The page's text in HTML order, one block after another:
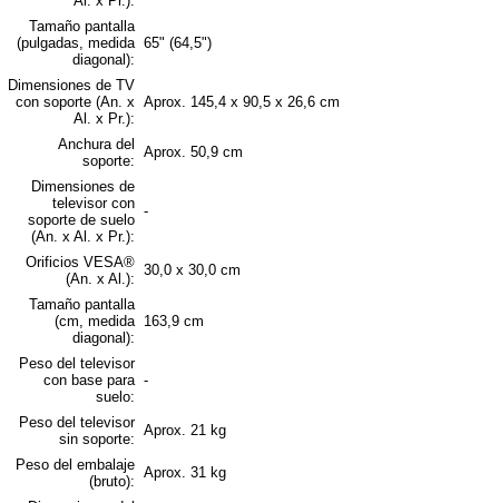
Tamaño pantalla
(pulgadas, medida
diagonal):
65" (64,5")
Dimensiones de TV
con soporte (An. x
Al. x Pr.):
Aprox. 145,4 x 90,5 x 26,6 cm
Anchura del
soporte:
Aprox. 50,9 cm
Dimensiones de
televisor con
soporte de suelo
(An. x Al. x Pr.):
-
Orificios VESA®
(An. x Al.):
30,0 x 30,0 cm
Tamaño pantalla
(cm, medida
diagonal):
163,9 cm
Peso del televisor
con base para
suelo:
-
Peso del televisor
sin soporte:
Aprox. 21 kg
Peso del embalaje
(bruto):
Aprox. 31 kg